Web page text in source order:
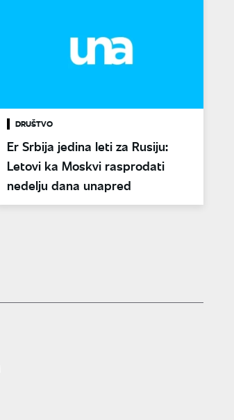
DRUŠTVO
Er Srbija jedina leti za Rusiju:
Letovi ka Moskvi rasprodati
nedelju dana unapred